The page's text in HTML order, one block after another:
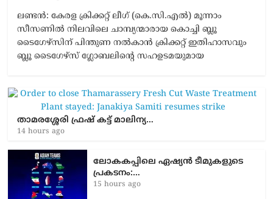
ലണ്ടൻ: കേരള ക്രിക്കറ്റ് ലീഗ് (കെ.സി.എൽ) മൂന്നാം
സീസണിൽ നിലവിലെ ചാമ്പ്യന്മാരായ കൊച്ചി ബ്ലൂ
ടൈഗേഴ്സിന് പിന്തുണ നൽകാൻ ക്രിക്കറ്റ് ഇതിഹാസവും
ബ്ലൂ ടൈഗേഴ്സ് ഗ്ലോബലിന്റെ സഹഉടമയുമായ
താമരശ്ശേരി ഫ്രഷ് കട്ട് മാലിന്യ…
14 hours ago
ലോകകപ്പിലെ ഏഷ്യന്‍ ടീമുകളുടെ
പ്രകടനം:…
15 hours ago